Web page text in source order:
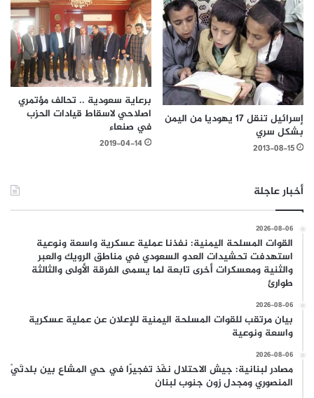
إسرائيل تنقل 17 يهوديا من اليمن
بشكل سري
2013-08-15
برعاية سعودية .. تحالف مؤتمري
اصلاحي لاسقاط قيادات الحزب
في صنعاء
2019-04-14
أخبار عاجلة
2026-08-06
القوات المسلحة اليمنية: نفذنا عملية عسكرية واسعة ونوعية
استهدفت تحشيدات العدو السعودي في مناطق الرويك والعبر
والثنية ومعسكرات أخرى تابعة لما يسمى الفرقة الأولى والثالثة
طوارئ
2026-08-06
بيان مرتقب للقوات المسلحة اليمنية للإعلان عن عملية عسكرية
واسعة ونوعية
2026-08-06
مصادر لبنانية: جيش الاحتلال نفّذ تفجيرًا في حي المشاع بين بلدتَيْ
المنصوري ومجدل زون جنوب لبنان